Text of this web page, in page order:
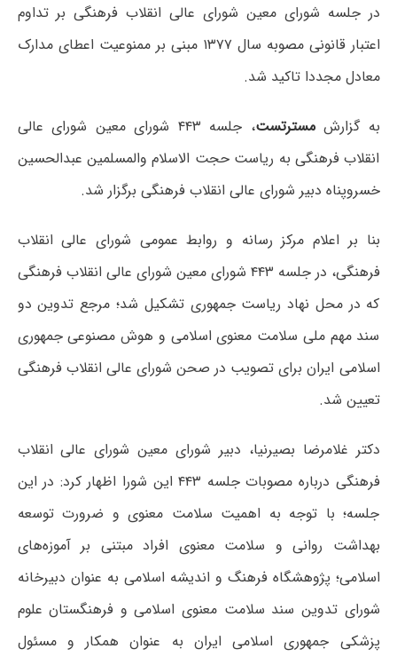
در جلسه شورای معین شورای عالی انقلاب فرهنگی بر تداوم
اعتبار قانونی مصوبه سال ۱۳۷۷ مبنی بر ممنوعیت اعطای مدارک
معادل مجددا تاکید شد.
به گزارشمسترتست
، جلسه ۴۴۳ شورای معین شورای عالی
انقلاب فرهنگی به ریاست حجت الاسلام والمسلمین عبدالحسین
خسروپناه دبیر شورای عالی انقلاب فرهنگی برگزار شد.
بنا بر اعلام مرکز رسانه و روابط عمومی شورای عالی انقلاب
فرهنگی، در جلسه ۴۴۳ شورای معین شورای عالی انقلاب فرهنگی
که در محل نهاد ریاست جمهوری تشکیل شد؛ مرجع تدوین دو
سند مهم ملی سلامت معنوی اسلامی و هوش مصنوعی جمهوری
اسلامی ایران برای تصویب در صحن شورای عالی انقلاب فرهنگی
تعیین شد.
دکتر غلامرضا بصیرنیا، دبیر شورای معین شورای عالی انقلاب
فرهنگی درباره مصوبات جلسه ۴۴۳ این شورا اظهار کرد: در این
جلسه؛ با توجه به اهمیت سلامت معنوی و ضرورت توسعه
بهداشت روانی و سلامت معنوی افراد مبتنی بر آموزه‌های
اسلامی؛ پژوهشگاه فرهنگ و اندیشه اسلامی به عنوان دبیرخانه
شورای تدوین سند سلامت معنوی اسلامی و فرهنگستان علوم
پزشکی جمهوری اسلامی ایران به عنوان همکار و مسئول